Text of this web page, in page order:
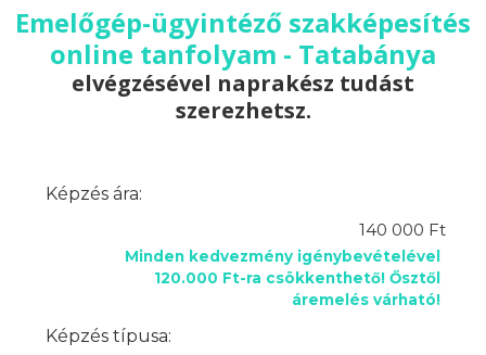
Emelőgép-ügyintéző szakképesítés
online tanfolyam - Tatabánya
elvégzésével naprakész tudást
szerezhetsz.
Képzés ára:
140 000 Ft
Minden kedvezmény igénybevételével
120.000 Ft-ra csökkenthető! Ősztől
áremelés várható!
Képzés típusa: